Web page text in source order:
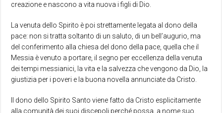
creazione e nascono a vita nuova i figli di Dio.
La venuta dello Spirito è poi strettamente legata al dono della
pace: non si tratta soltanto di un saluto, di un bell’augurio, ma
del conferimento alla chiesa del dono della pace, quella che il
Messia è venuto a portare, il segno per eccellenza della venuta
dei tempi messianici, la vita e la salvezza che vengono da Dio, la
giustizia per i poveri e la buona novella annunciate da Cristo.
Il dono dello Spirito Santo viene fatto da Cristo esplicitamente
alla comunità dei suoi discepoli perché possa, a nome suo,